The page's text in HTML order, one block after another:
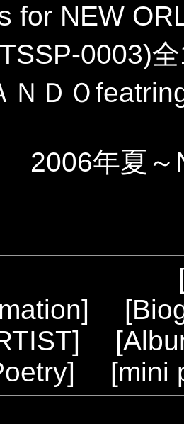
for NEW
0003)
ＮＤＯ
2006年夏
] [
] [
] [mini